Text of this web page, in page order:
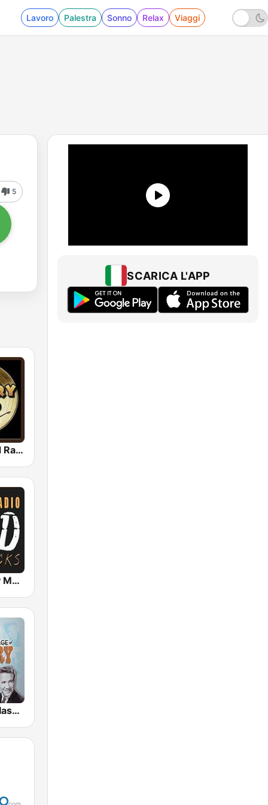
Lavoro Palestra Sonno Relax Viaggi
5
Country Gold Radio
Wild Country Music Radio
GotRadio - Classic Country
SCARICA L'APP